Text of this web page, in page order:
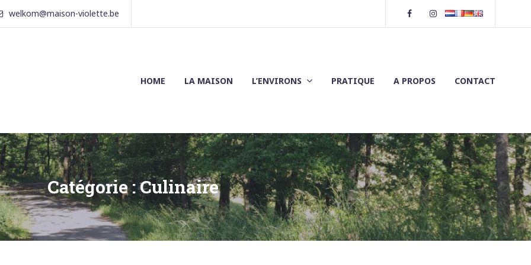
welkom@maison-violette.be FacebookInstagram
HOME LA MAISON L’ENVIRONS PRATIQUE A PROPOS CONTACT
Catégorie :Culinaire